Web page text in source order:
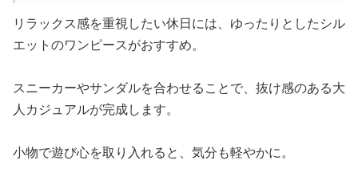
リラックス感を重視したい休日には、ゆったりとしたシル
エットのワンピースがおすすめ。
スニーカーやサンダルを合わせることで、抜け感のある大
人カジュアルが完成します。
小物で遊び心を取り入れると、気分も軽やかに。